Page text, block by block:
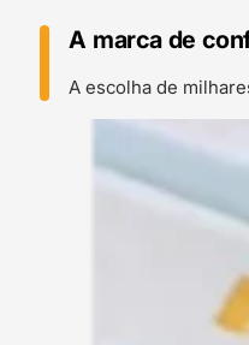
A marca de
A escolha de